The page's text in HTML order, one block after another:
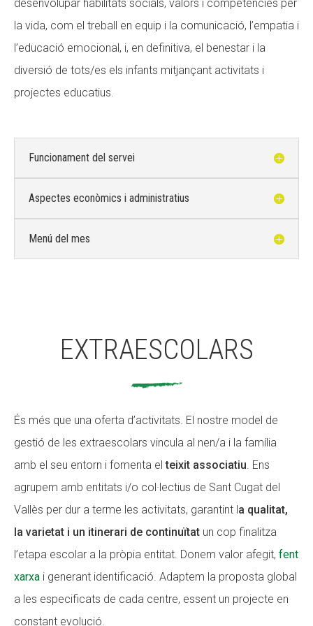
desenvolupar habilitats socials, valors i competències per
la vida, com el treball en equip i la comunicació, l’empatia i
l’educació emocional, i, en definitiva, el benestar i la
diversió de tots/es els infants mitjançant activitats i
projectes educatius.
Funcionament del servei
Aspectes econòmics i administratius
Menú del mes
EXTRAESCOLARS
És més que una oferta d’activitats. El nostre model de
gestió de les extraescolars vincula al nen/a i la família
amb el seu entorn i fomenta elteixit associatiu. Ens
agrupem amb entitats i/o col·lectius de Sant Cugat del
Vallès per dur a terme les activitats, garantint la qualitat,
la varietat i un itinerari de continuïtat un cop finalitza
l’etapa escolar a la pròpia entitat. Donem valor afegit, fent
xarxa i generant identificació. Adaptem la proposta global
a les especificats de cada centre, essent un projecte en
constant evolució.